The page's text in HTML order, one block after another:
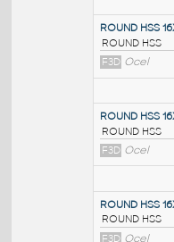
ROUND
ROUND
F3D Ocel
ROUND
ROUND
F3D Ocel